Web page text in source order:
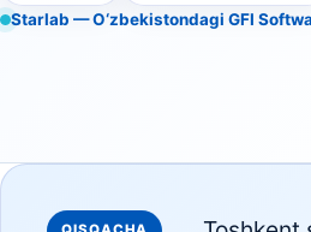
Starlab — O‘zbekistondagi GFI